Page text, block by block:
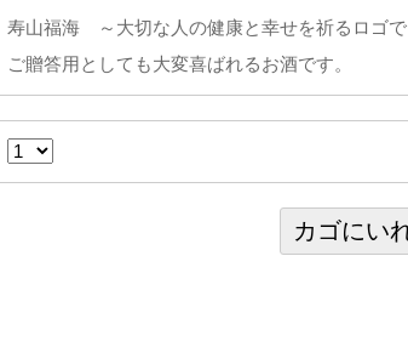
寿山福海 ～大切な人の健康と幸せを祈るロゴで
ご贈答用としても大変喜ばれるお酒です。